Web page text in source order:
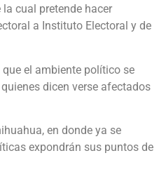
cual pretende hacer
a Instituto Electoral y de
el ambiente político se
dicen verse afectados
en donde ya se
expondrán sus puntos de